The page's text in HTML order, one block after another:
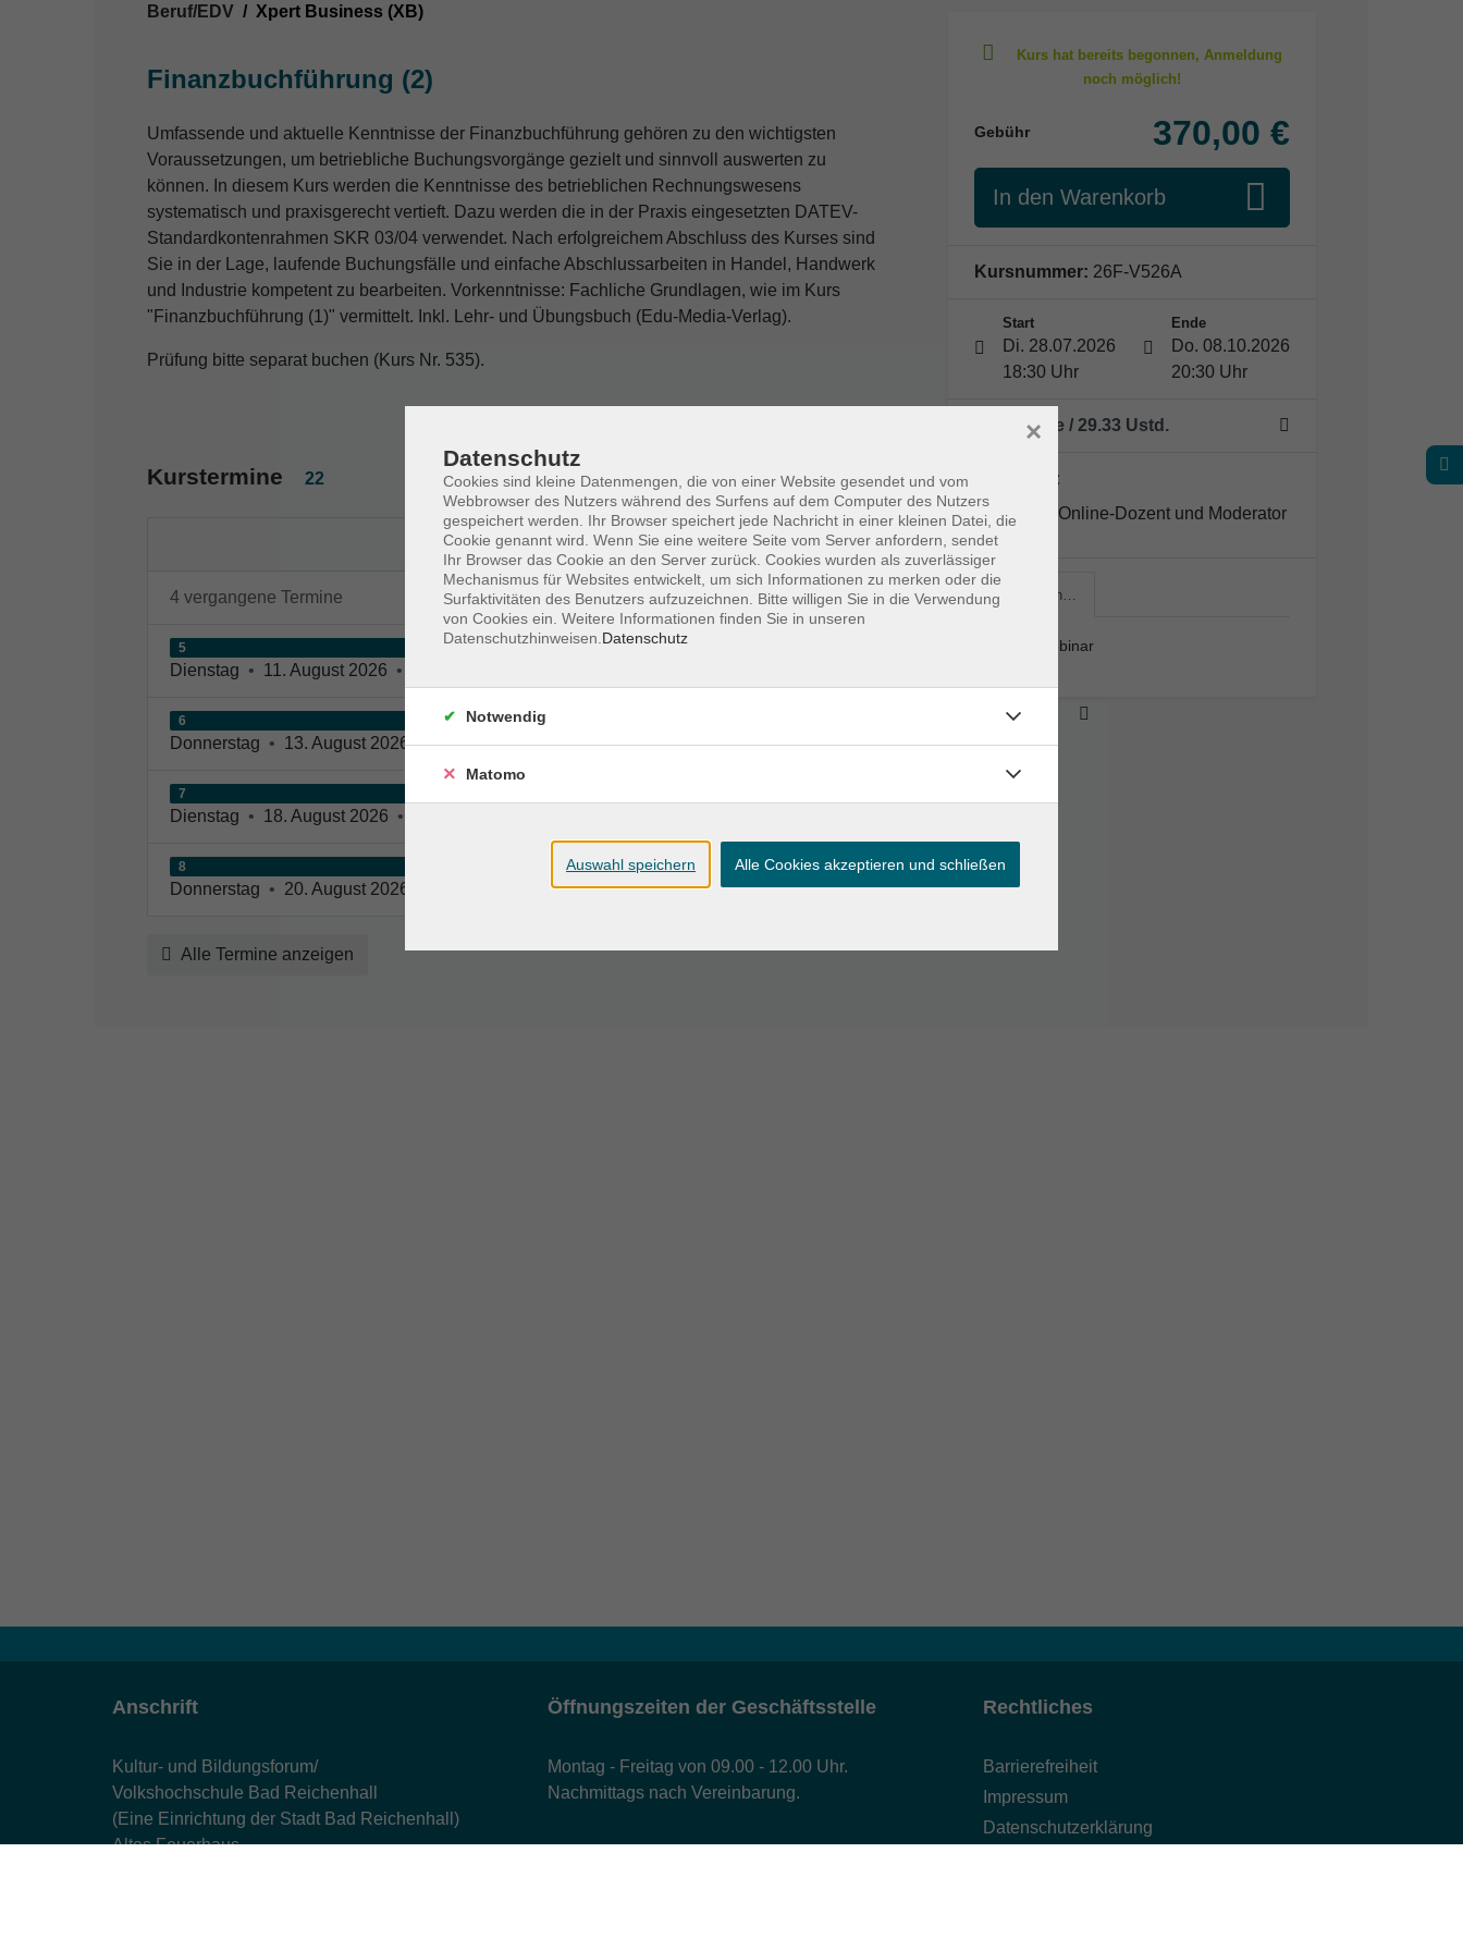
Beruf/EDV Xpert Business (XB)
Finanzbuchführung (2)
Umfassende und aktuelle Kenntnisse der Finanzbuchführung gehören zu den wichtigsten
Voraussetzungen, um betriebliche Buchungsvorgänge gezielt und sinnvoll auswerten zu
können. In diesem Kurs werden die Kenntnisse des betrieblichen Rechnungswesens
systematisch und praxisgerecht vertieft. Dazu werden die in der Praxis eingesetzten DATEV-
Standardkontenrahmen SKR 03/04 verwendet. Nach erfolgreichem Abschluss des Kurses sind
Sie in der Lage, laufende Buchungsfälle und einfache Abschlussarbeiten in Handel, Handwerk
und Industrie kompetent zu bearbeiten. Vorkenntnisse: Fachliche Grundlagen, wie im Kurs
"Finanzbuchführung (1)" vermittelt. Inkl. Lehr- und Übungsbuch (Edu-Media-Verlag).
Prüfung bitte separat buchen (Kurs Nr. 535).
Kurstermine 22
Ort / Raum
4 vergangene Termine
5
Dienstag • 11. August 2026 •
6
Donnerstag • 13. August 2026 • 18:30 – 20:30 Uhr
7
Dienstag • 18. August 2026 •
8
Donnerstag • 20. August 2026 18:30 – 20:30 Uhr
Live-Webinar
Alle Termine anzeigen
Gebühr 370,00 €
In den Warenkorb
Kursnummer: 26F-V526A
Start
Di. 28.07.2026
18:30 Uhr
Ende
Do. 08.10.2026
20:30 Uhr
22 Termine / 29.33 Ustd.
Dozent*in:
Online-Dozent und Moderator
Live-Webin…
Live-Webinar
Anschrift
Kultur- und Bildungsforum/
Volkshochschule Bad Reichenhall
(Eine Einrichtung der Stadt Bad Reichenhall)
Altes Feuerhaus
Öffnungszeiten der Geschäftsstelle
Montag - Freitag von 09.00 - 12.00 Uhr.
Nachmittags nach Vereinbarung.
Rechtliches
Barrierefreiheit
Impressum
Datenschutzerklärung
Datenschutz
Cookies sind kleine Datenmengen, die von einer Website gesendet und vom
Webbrowser des Nutzers während des Surfens auf dem Computer des Nutzers
gespeichert werden. Ihr Browser speichert jede Nachricht in einer kleinen Datei, die
Cookie genannt wird. Wenn Sie eine weitere Seite vom Server anfordern, sendet
Ihr Browser das Cookie an den Server zurück. Cookies wurden als zuverlässiger
Mechanismus für Websites entwickelt, um sich Informationen zu merken oder die
Surfaktivitäten des Benutzers aufzuzeichnen. Bitte willigen Sie in die Verwendung
von Cookies ein. Weitere Informationen finden Sie in unseren
Datenschutzhinweisen. Datenschutz
×
Notwendig
Matomo
Auswahl speichern Alle Cookies akzeptieren und schließen